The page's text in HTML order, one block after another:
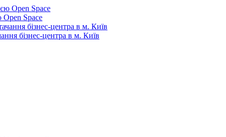
Open Space
бізнес-центра в м. Київ